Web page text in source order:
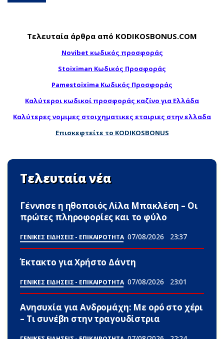
Τελευταία άρθρα από KODIKOSBONUS.COM
Novibet κωδικός προσφοράς
Stoiximan Κωδικός Προσφοράς
Pamestoixima Κωδικός Προσφοράς
Καλύτεροι κωδικοί προσφοράς καζίνο για Ελλάδα
Καλύτερες νομιμες στοιχηματικες εταιριες στην ελλαδα
Επισκεφτείτε το KODIKOSBONUS
Τελευταία νέα
Γέννnσε η ηθοποιός Λίλα Μπακλέση – Οι
πρώτες πληροφορίες και το φύλο
ΓΕΝΙΚΕΣ ΕΙΔΗΣΕΙΣ - ΕΠΙΚΑΙΡΟΤΗΤΑ 07/08/2026 23:37
Έκτακτο για Χρήστο Δάντη
ΓΕΝΙΚΕΣ ΕΙΔΗΣΕΙΣ - ΕΠΙΚΑΙΡΟΤΗΤΑ 07/08/2026 23:01
Ανησυxία για Ανδρομάχη: Με ορό στο χέρι
– Τι συνέβn στην τραγουδίστρια